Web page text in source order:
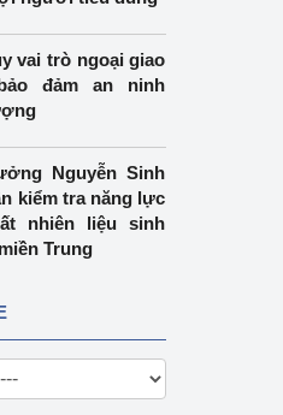
vai trò ngoại giao
đảm an ninh
Nguyễn Sinh
kiểm tra năng lực
nhiên liệu sinh
Trung